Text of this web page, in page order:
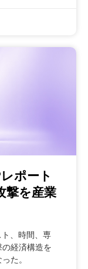
ポート
撃を産業
、時間、専
経済構造を
た。